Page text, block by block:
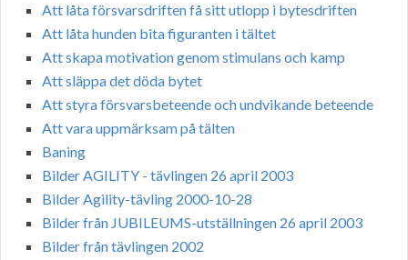
Att låta försvarsdriften få sitt utlopp i bytesdriften
Att låta hunden bita figuranten i tältet
Att skapa motivation genom stimulans och kamp
Att släppa det döda bytet
Att styra försvarsbeteende och undvikande beteende
Att vara uppmärksam på tälten
Baning
Bilder AGILITY - tävlingen 26 april 2003
Bilder Agility-tävling 2000-10-28
Bilder från JUBILEUMS-utställningen 26 april 2003
Bilder från tävlingen 2002